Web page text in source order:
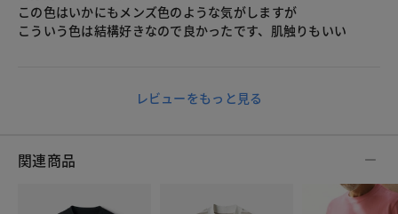
この色はいかにもメンズ色のような気がしますが
こういう色は結構好きなので良かったです、肌触りもいい
レビューをもっと見る
関連商品